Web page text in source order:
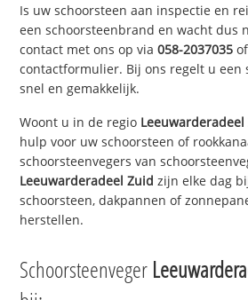
Is uw schoorsteen aan inspectie en
een schoorsteenbrand en wacht dus
contact met ons op via058-2037035
contactformulier. Bij ons regelt u een
snel en gemakkelijk.
Woont u in de regio Leeuwarderadeel
hulp voor uw schoorsteen of
schoorsteenvegers van
Leeuwarderadeel Zuid zijn elke dag
schoorsteen, dakpannen of
herstellen.
Schoorsteenveger